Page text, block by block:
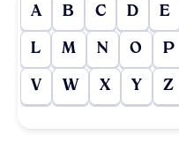
A B C D E
L M N O P
V W X Y Z